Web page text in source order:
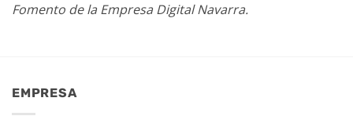
Fomento de la Empresa Digital Navarra.
EMPRESA